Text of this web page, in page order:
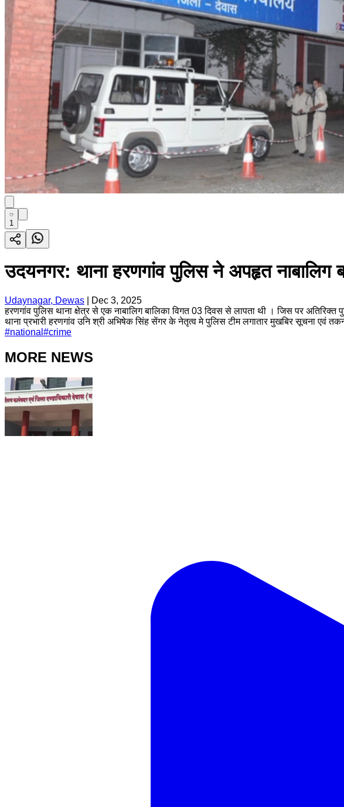
1
उदयनगर: थाना हरणगांव पुलिस ने अपहृत नाबालिग
Udaynagar, Dewas
Dec 3, 2025
हरणगांव पुलिस थाना क्षेत्र से एक नाबालिग बालिका विगत 03 दिवस से लापता थी । जिस पर अतिरिक्‍त
थाना प्रभारी हरणगांव उनि श्री अभिषेक सिंह सेंगर के नेतृत्व मे पुलिस टीम लगातार मुखबिर सूचना एवं
#national #crime
MORE NEWS